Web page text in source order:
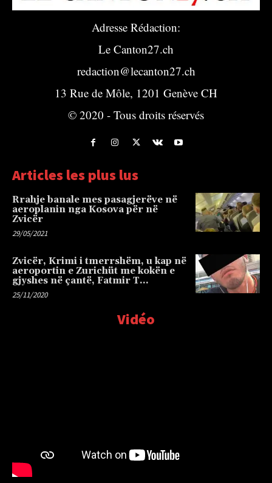
Adresse Rédaction:
Le Canton27.ch
redaction@lecanton27.ch
13 Rue de Môle, 1201 Genève CH
© 2020 - Tous droits réservés
Articles les plus lus
Rrahje banale mes pasagjerëve në
aeroplanin nga Kosova për në
Zvicër
29/05/2021
Zvicër, Krimi i tmerrshëm, u kap në
aeroportin e Zurichüt me kokën e
gjyshes në çantë, Fatmir T…
25/11/2020
Vidéo